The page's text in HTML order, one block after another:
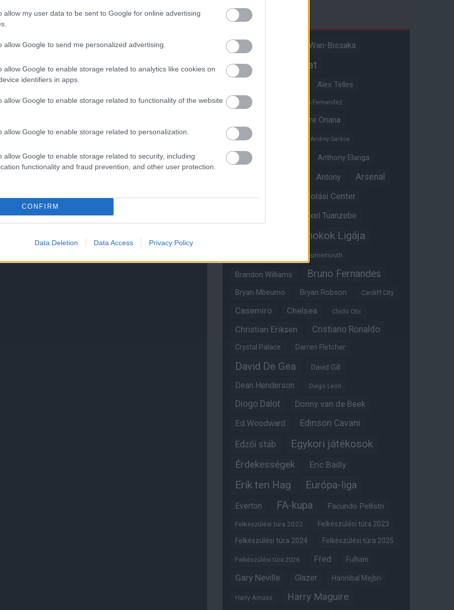
allow my user data to be sent to Google for online advertising
allow Google to send me personalized advertising.
allow Google to enable storage related to analytics like cookies on
identifiers in apps.
allow Google to enable storage related to functionality of the website
allow Google to enable storage related to personalization.
allow Google to enable storage related to security, including
functionality and fraud prevention, and other user protection.
CONFIRM
Data Deletion Data Access Privacy Policy
működését!
Címkék
A hangadó Aaron Wan-Bissaka
Akadémiai csapat
Alex Telles
Altay Bayindir Alvaro Fernandez
Andre Onana
Andreas Pereira
Andrey Santos
Angol válogatott Anthony Elanga
Antony Arsenal
Aston Villa Átigazolási Center
Axel Tuanzebe
Bajnokok Ligája
Bournemouth
Brandon Williams Bruno Fernandes
Bryan Mbeumo Bryan Robson Cardiff City
Casemiro Chelsea Chido Obi
Christian Eriksen Cristiano Ronaldo
Crystal Palace Darren Fletcher
David De Gea David Gill
Dean Henderson Diego Leon
Diogo Dalot
Donny van de Beek
Ed Woodward
Edinson Cavani
Edzői stáb Egykori játékosok
Érdekességek Eric Bailly
Erik ten Hag Európa-liga
Everton FA-kupa Facundo Pellistri
Felkészülési túra 2022 Felkészülési túra 2023
Felkészülési túra 2024 Felkészülési túra 2025
Felkészülési túra 2026 Fred Fulham
Gary Neville Glazer Hannibal Mejbri
Harry Amass Harry Maguire